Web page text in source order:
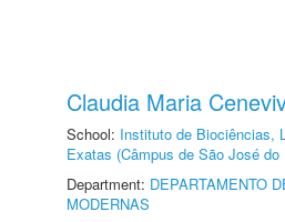
Claudia Maria
School: Instituto de Biociências,
Exatas (Câmpus de São José do
Department: DEPARTAMENTO
MODERNAS